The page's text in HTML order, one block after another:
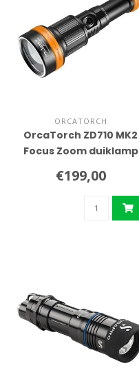
ORCATORCH
OrcaTorch ZD710 MK2
Focus Zoom duiklamp
€199,00